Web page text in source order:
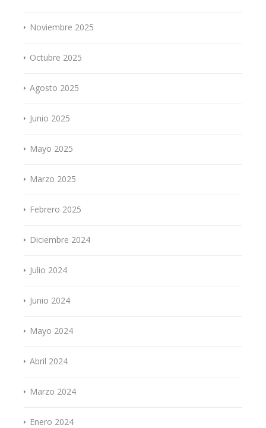
Noviembre 2025
Octubre 2025
Agosto 2025
Junio 2025
Mayo 2025
Marzo 2025
Febrero 2025
Diciembre 2024
Julio 2024
Junio 2024
Mayo 2024
Abril 2024
Marzo 2024
Enero 2024